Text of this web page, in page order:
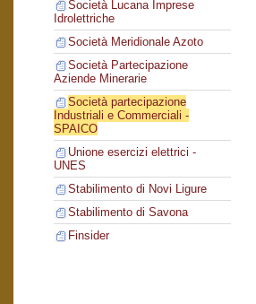
Società Lucana Imprese
Idrolettriche
Società Meridionale Azoto
Società Partecipazione
Aziende Minerarie
Società partecipazione
Industriali e Commerciali -
SPAICO
Unione esercizi elettrici -
UNES
Stabilimento di Novi Ligure
Stabilimento di Savona
Finsider